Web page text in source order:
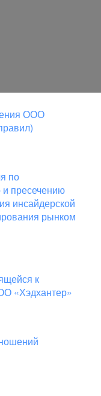
ООО
по
пресечению
инсайдерской
рынком
к
«Хэдхантер»